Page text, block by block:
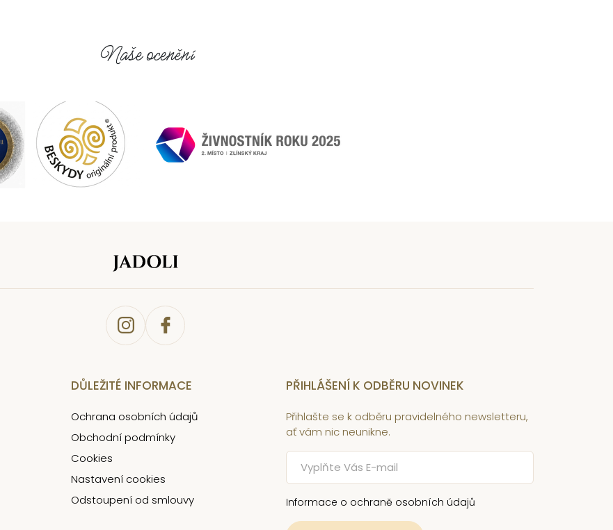
Naše ocenění
DŮLEŽITÉ INFORMACE
Ochrana osobních údajů
Obchodní podmínky
Cookies
Nastavení cookies
Odstoupení od smlouvy
PŘIHLÁŠENÍ K ODBĚRU NOVINEK
Přihlašte se k odběru pravidelného newsletteru,
ať vám nic neunikne.
Informace o ochraně osobních údajů